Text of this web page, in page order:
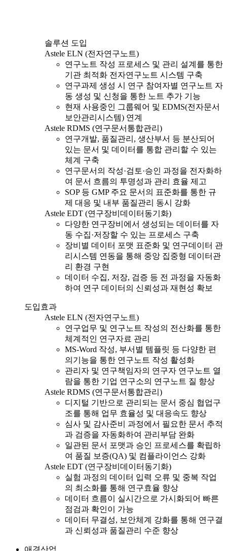
솔루션 도입
Astele ELN (전자연구노트)
연구노트 작성 프로세스 및 관리 설계를 통한
기관 최적화 전자연구노트 시스템 구축
연구과제 생성 시 연구 참여자별 연구노트 자
동 생성 및 신청을 통한 노트 추가 기능
현재 사용중인 그룹웨어 및 EDMS(전자문서
보안관리시스템) 연계
Astele RDMS (연구문서통합관리)
연구개발, 품질관리, 생산부서 등 분산되어
있는 문서 및 데이터를 통합 관리할 수 있는
체계 구축
연구문서의 작성·검토·승인 과정을 전자화하
여 문서 흐름의 투명성과 관리 효율 제고
SOP 등 GMP 주요 문서의 표준화를 통한 규
제 대응 및 내부 품질관리 동시 강화
Astele EDT (연구장비데이터동기화)
다양한 연구장비에서 생성되는 데이터를 자
동 수집·저장할 수 있는 프로세스 구축
장비별 데이터 포맷 표준화 및 연구데이터 관
리시스템 연동을 통해 중앙 집중형 데이터관
리 환경 구현
데이터 수집, 저장, 검증 등 전 과정을 자동화
하여 연구 데이터의 신뢰성과 재현성 확보
도입효과
Astele ELN (전자연구노트)
연구업무 및 연구노트 작성의 전산화를 통한
체계적인 연구자료 관리
MS-Word 작성, 부서별 템플릿 등 다양한 편
의기능을 통한 연구노트 작성 활성화
관리자 및 연구책임자의 연구자 연구노트 열
람을 통한 기업 연구소의 연구노트 질 향상
Astele RDMS (연구문서통합관리)
디지털 기반으로 관리되는 문서 중심 협업구
조를 통해 업무 효율성 및 대응속도 향상
심사 및 감사준비 과정에서 필요한 문서 추적
과 검증을 자동화하여 관리부담 완화
일관된 문서 포맷과 승인 프로세스를 확립하
여 품질 보증(QA) 및 컴플라이언스 강화
Astele EDT (연구장비데이터동기화)
실험 과정의 데이터 입력 오류 및 중복 작업
의 최소화를 통해 연구효율 향상
데이터 흐름이 실시간으로 가시화되어 빠른
점검과 확인이 가능
데이터 무결성, 보안체계 강화를 통해 연구결
과 신뢰성과 품질관리 수준 향상
애경산업